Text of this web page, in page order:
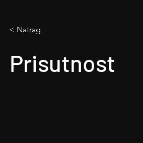
< Natrag
Prisutnost